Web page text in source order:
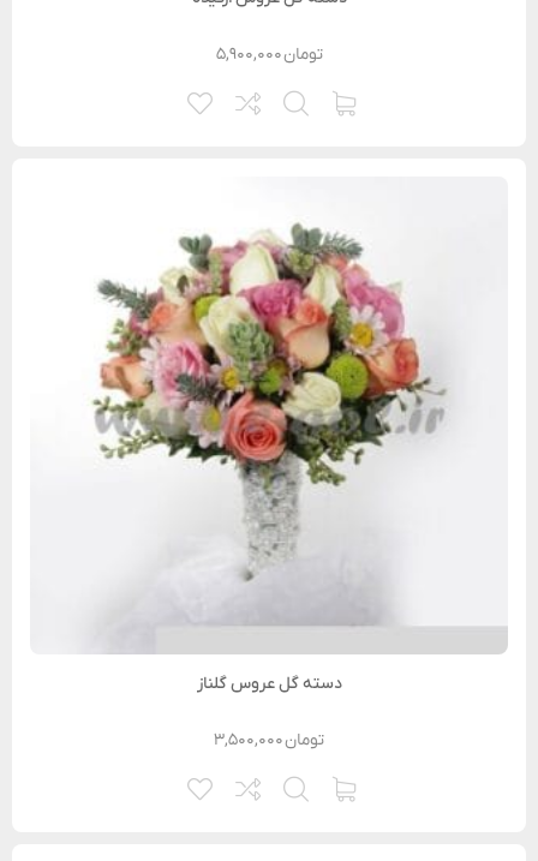
۵,۹۰۰,۰۰۰تومان
دسته گل عروس گلناز
۳,۵۰۰,۰۰۰تومان